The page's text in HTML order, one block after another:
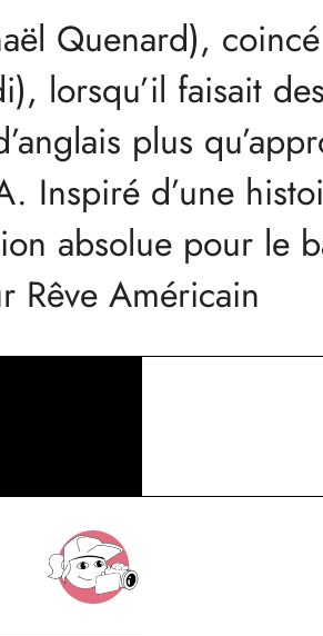
Quenard),
lorsqu’il faisait
plus
Inspiré d’une
absolue pour le
Rêve Américain